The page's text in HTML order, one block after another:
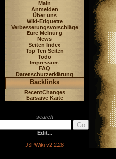
Main
Anmelden
Über uns
Wiki-Etiquette
Verbesserungsvorschläge
Eure Meinung
News
Seiten Index
Top Ten Seiten
Todo
Impressum
FAQ
Datenschutzerklärung
Backlinks
RecentChanges
Barsaive Karte
- search -
Edit...
JSPWiki v2.2.28